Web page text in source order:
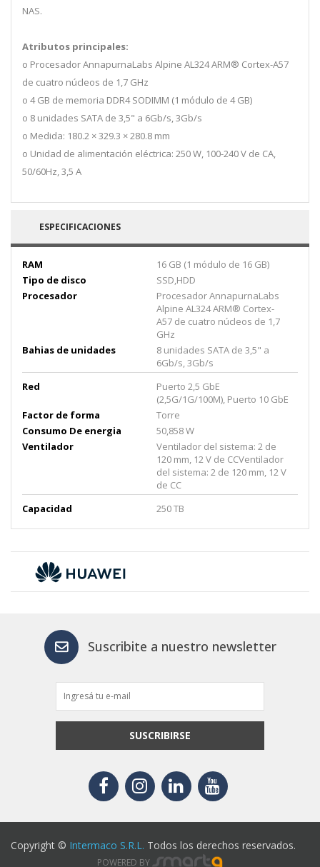
NAS.
Atributos principales:
o Procesador AnnapurnaLabs Alpine AL324 ARM® Cortex-A57
de cuatro núcleos de 1,7 GHz
o 4 GB de memoria DDR4 SODIMM (1 módulo de 4 GB)
o 8 unidades SATA de 3,5" a 6Gb/s, 3Gb/s
o Medida: 180.2 × 329.3 × 280.8 mm
o Unidad de alimentación eléctrica: 250 W, 100-240 V de CA,
50/60Hz, 3,5 A
ESPECIFICACIONES
RAM
16 GB (1 módulo de 16 GB)
Tipo de disco
SSD,HDD
Procesador
Procesador AnnapurnaLabs
Alpine AL324 ARM® Cortex-
A57 de cuatro núcleos de 1,7
GHz
Bahias de unidades
8 unidades SATA de 3,5" a
6Gb/s, 3Gb/s
Red
Puerto 2,5 GbE
(2,5G/1G/100M), Puerto 10 GbE
Factor de forma
Torre
Consumo De energia
50,858 W
Ventilador
Ventilador del sistema: 2 de
120 mm, 12 V de CCVentilador
del sistema: 2 de 120 mm, 12 V
de CC
Capacidad
250 TB
Suscribite a nuestro newsletter
SUSCRIBIRSE
Copyright © Intermaco S.R.L. Todos los derechos reservados.
POWERED BY